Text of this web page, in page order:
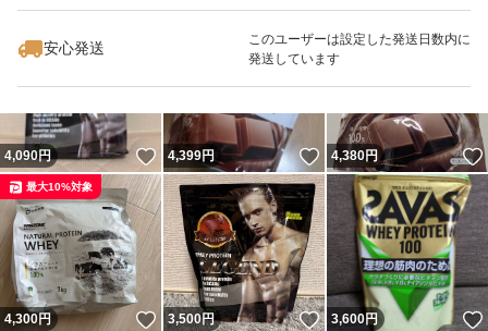
安心発送
このユーザーは設定した発送日数内に
発送しています
4,090円 いいね！
4,399円 いいね！
4,380円
4,300円 いいね！
最大10%対象
3,500円 いいね！
3,600円